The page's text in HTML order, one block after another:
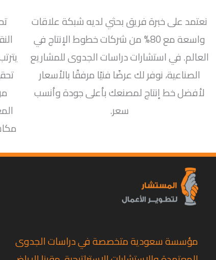
نعتمد على خبرة فريق بحثي لديه شبكة علاقات
واسعة مع 80% من شركات خطوط الإنتاج في
العالم. في استشارات دراسات الجدوى للمشاريع
الصناعية، نوفر لك عرضًا فنيًا مرفقًا بالأسعار
لأفضل خط إنتاج لمصنعك بأعلى جودة وأنسب
سعر.
مؤسسة سعودية متخصصة في دراسات الجدوى